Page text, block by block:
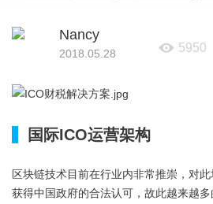
Nancy
2018.05.28 5950
国际ICO运营架构
区块链技术目前在行业内非常推崇，对
获得中国政府的合法认可，故此越来越